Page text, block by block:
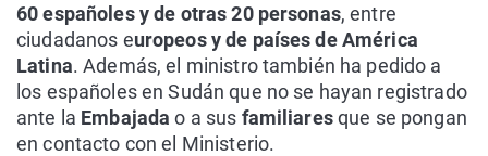
60 españoles y de otras 20 personas, entre
ciudadanos europeos y de países de América
Latina. Además, el ministro también ha pedido a
los españoles en Sudán que no se hayan registrado
ante la Embajadao a sus familiaresque se pongan
en contacto con el Ministerio.